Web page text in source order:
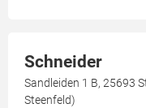
Schneider
Sandleiden 1 B, 25693
Steenfeld)